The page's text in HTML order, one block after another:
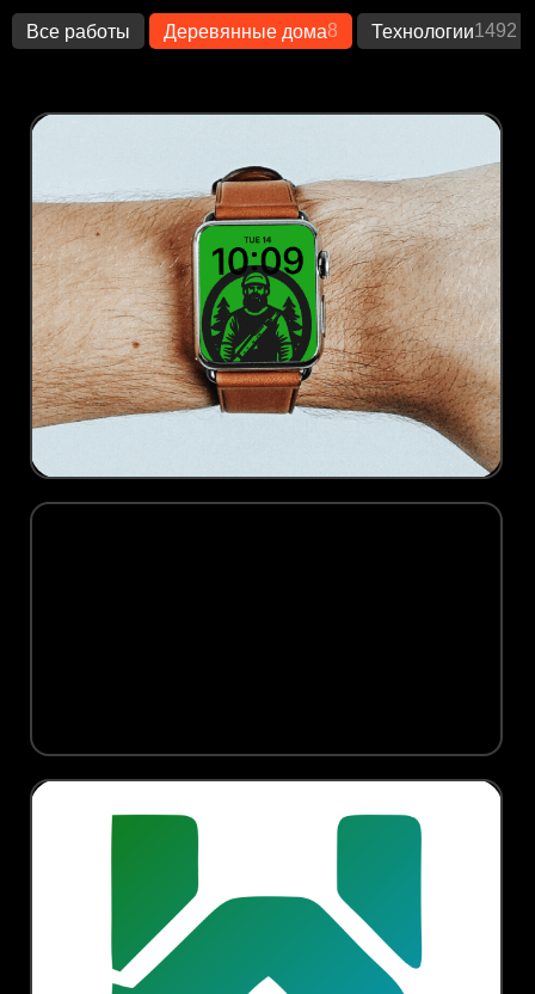
Все работы Деревянные дома8 Технологии1492